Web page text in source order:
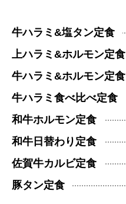
牛ハラミ&塩タン定食
上ハラミ&ホルモン定食
牛ハラミ&ホルモン定食
牛ハラミ食べ比べ定食
和牛ホルモン定食
和牛日替わり定食
佐賀牛カルビ定食
豚タン定食